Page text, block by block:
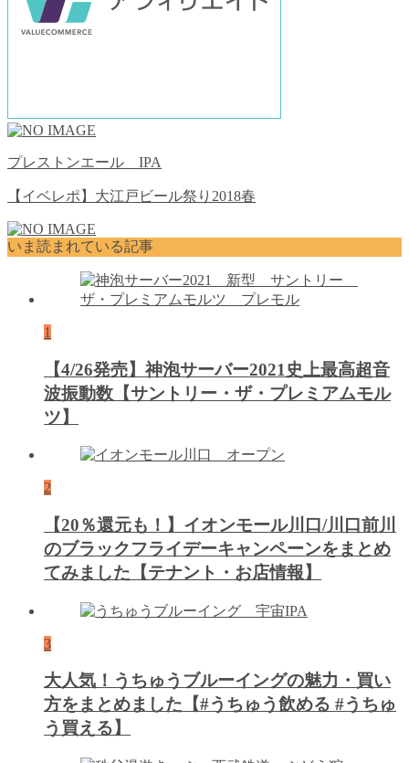
プレストンエール IPA
【イベレポ】大江戸ビール祭り2018春
いま読まれている記事
1
【4/26発売】神泡サーバー2021史上最高超音
波振動数【サントリー・ザ・プレミアムモル
ツ】
2
【20％還元も！】イオンモール川口/川口前川
のブラックフライデーキャンペーンをまとめ
てみました【テナント・お店情報】
3
大人気！うちゅうブルーイングの魅力・買い
方をまとめました【#うちゅう飲める #うちゅ
う買える】